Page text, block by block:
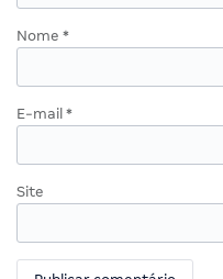
Nome *
E-mail *
Site